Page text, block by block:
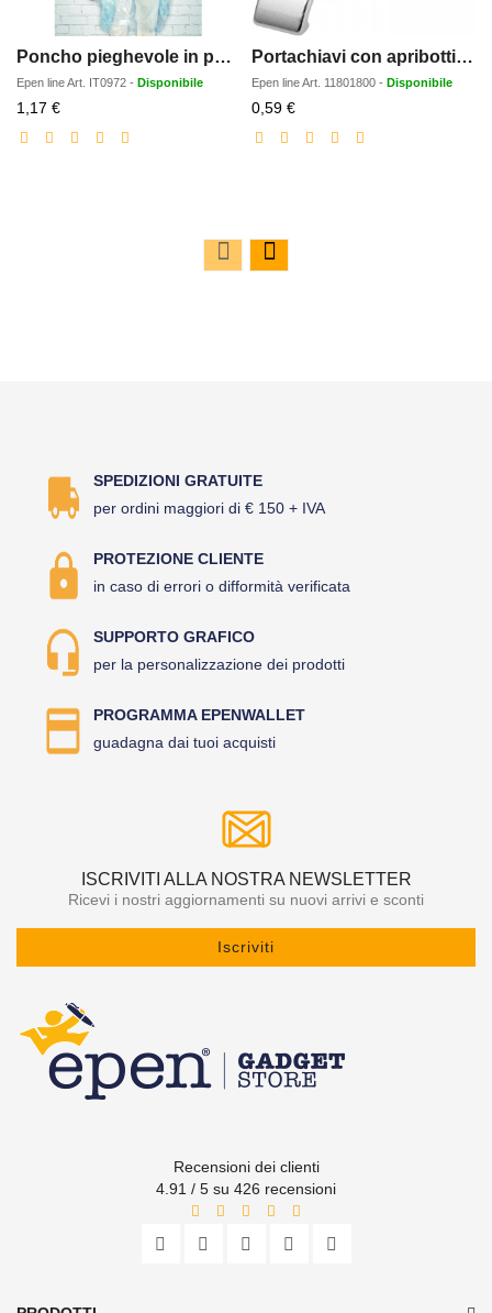
Poncho pieghevole in polybag
Epen lineArt. IT0972 - Disponibile
1,17 €Prezzo
scontato
Portachiavi con apribottiglie Tao
Epen lineArt. 11801800 - Disponibile
0,59 €Prezzo
scontato
SPEDIZIONI GRATUITE
per ordini maggiori di € 150 + IVA
PROTEZIONE CLIENTE
in caso di errori o difformità verificata
SUPPORTO GRAFICO
per la personalizzazione dei prodotti
PROGRAMMA EPENWALLET
guadagna dai tuoi acquisti
ISCRIVITI ALLA NOSTRA NEWSLETTER
Ricevi i nostri aggiornamenti su nuovi arrivi e sconti
Iscriviti
Recensioni dei clienti
4.91 / 5 su 426 recensioni